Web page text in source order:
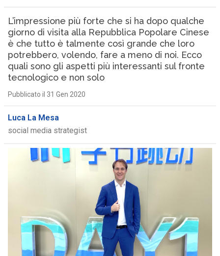
L’impressione più forte che si ha dopo qualche
giorno di visita alla Repubblica Popolare Cinese
è che tutto è talmente così grande che loro
potrebbero, volendo, fare a meno di noi. Ecco
quali sono gli aspetti più interessanti sul fronte
tecnologico e non solo
Pubblicato il 31 Gen 2020
Luca La Mesa
social media strategist